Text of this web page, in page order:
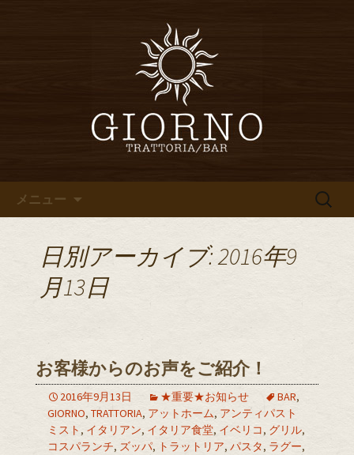
堀江・四ツ橋のイタリアン「イ
タリア食堂ジョルノ～GIORNO
～」のブログ
食堂ジョルノ～GIORNO～」からのお知
メニュー
検
日別アーカイブ: 2016年9
月13日
お客様からのお声をご紹介！
2016年9月13日 ★重要★お知らせ BAR,
GIORNO, TRATTORIA, アットホーム, アンティパスト
ミスト , イタリアン, イタリア食堂, イベリコ, グリル,
コスパランチ, ズッパ, トラットリア, パスタ, ラグー,